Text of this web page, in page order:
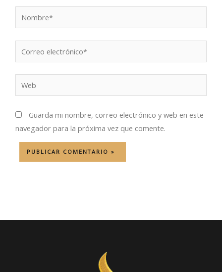
Nombre*
electrónico*
Guarda mi nombre, correo electrónico y web en este
navegador para la próxima vez que comente.